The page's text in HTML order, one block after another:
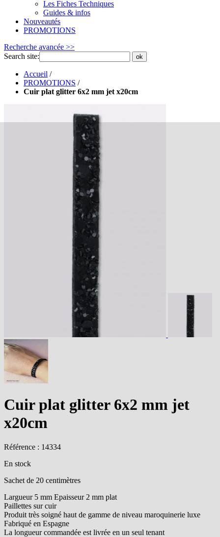
Les Fiches Techniques
Guides & infos
Nouveautés
PROMOTIONS
Recherche avancée >>
Search site:
ok
Accueil /
PROMOTIONS /
Cuir plat glitter 6x2 mm jet x20cm
Cuir plat glitter 6x2 mm jet
x20cm
Référence : 14334
En stock
Sachet de 20 centimètres
Largueur 5 mm Epaisseur 2 mm plat
Paillettes sur cuir
Produit très soigné haut de gamme de niveau maroquinerie luxe
Fabriqué en Espagne
La longueur commandée est livrée en un seul tenant